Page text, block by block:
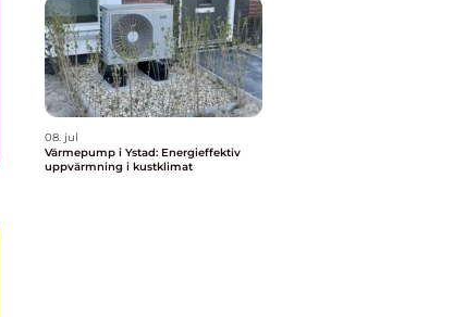
08. jul
Värmepump i Ystad: Energieffektiv
uppvärmning i kustklimat